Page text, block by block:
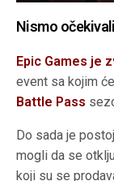
Nismo
Epic Games je
event sa kojim
Battle Pass
Do sada je
mogli da se
koji su se